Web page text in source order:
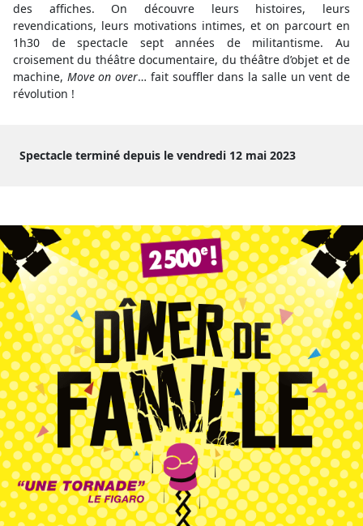
des affiches. On découvre leurs histoires, leurs
revendications, leurs motivations intimes, et on parcourt en
1h30 de spectacle sept années de militantisme. Au
croisement du théâtre documentaire, du théâtre d’objet et de
machine, Move on over… fait souffler dans la salle un vent de
révolution !
Spectacle terminé depuis le vendredi 12 mai 2023